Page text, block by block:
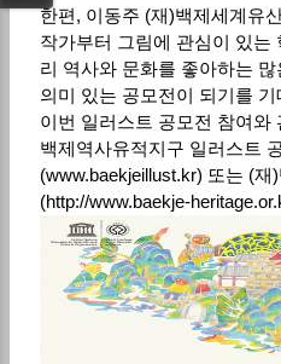
한편, 이동주 (재)백제세계유
작가부터 그림에 관심이 있는
리 역사와 문화를 좋아하는
의미 있는 공모전이 되기를 기
이번 일러스트 공모전 참여와
백제역사유적지구 일러스트
(www.baekjeillust.kr) 또는 (
(http://www.baekje-